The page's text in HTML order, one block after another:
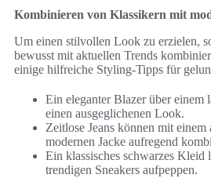
Kombinieren von Klassikern mit
Um einen stilvollen Look zu erzielen,
bewusst mit aktuellen Trends
einige hilfreiche Styling-Tipps für
Ein eleganter Blazer über einem
einen ausgeglichenen Look.
Zeitlose Jeans können mit
modernen Jacke aufregend
Ein klassisches schwarzes Kleid
trendigen Sneakers aufpeppen.